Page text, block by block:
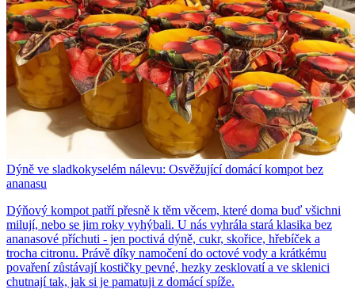
Dýně ve sladkokyselém nálevu: Osvěžující domácí kompot bez
ananasu
Dýňový kompot patří přesně k těm věcem, které doma buď všichni
milují, nebo se jim roky vyhýbali. U nás vyhrála stará klasika bez
ananasové příchuti - jen poctivá dýně, cukr, skořice, hřebíček a
trocha citronu. Právě díky namočení do octové vody a krátkému
povaření zůstávají kostičky pevné, hezky zesklovatí a ve sklenici
chutnají tak, jak si je pamatuji z domácí spíže.